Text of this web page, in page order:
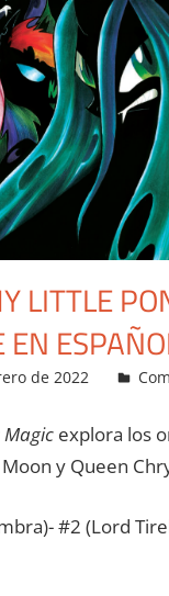
LITTLE
EN
de 2022
Magicexplora los
y Queen
#2 (Lord